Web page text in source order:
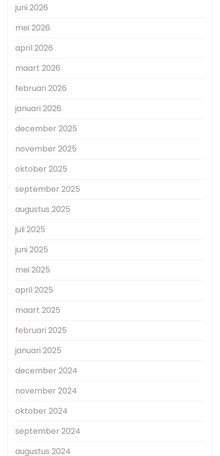
juni 2026
mei 2026
april 2026
maart 2026
februari 2026
januari 2026
december 2025
november 2025
oktober 2025
september 2025
augustus 2025
juli 2025
juni 2025
mei 2025
april 2025
maart 2025
februari 2025
januari 2025
december 2024
november 2024
oktober 2024
september 2024
augustus 2024